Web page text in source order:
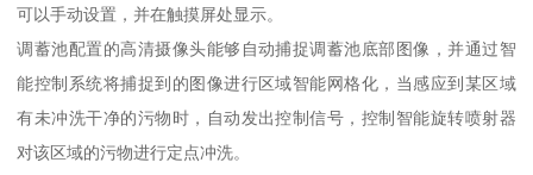
可以手动设置，并在触摸屏处显示。
调蓄池配置的高清摄像头能够自动捕捉调蓄池底部图像，并通过智
能控制系统将捕捉到的图像进行区域智能网格化，当感应到某区域
有未冲洗干净的污物时，自动发出控制信号，控制智能旋转喷射器
对该区域的污物进行定点冲洗。